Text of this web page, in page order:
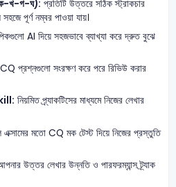
খ-গ-ঘ): প্রতিটি উত্তরে সঠিক স্ট্রাকচার
পূর্ণ নম্বর পাওয়া যায়।
AI দিয়ে সহজভাবে ব্যাখ্যা করে দ্রুত বুঝে
প্রশ্নগুলো সংরক্ষণ করে পরে রিভিউ করার
নিয়মিত প্র্যাকটিসের মাধ্যমে নিজের লেখার
এক্সামের মতো CQ মক টেস্ট দিয়ে নিজের প্রস্তুতি
উত্তর লেখার উন্নতি ও পারফরম্যান্স ট্র্যাক